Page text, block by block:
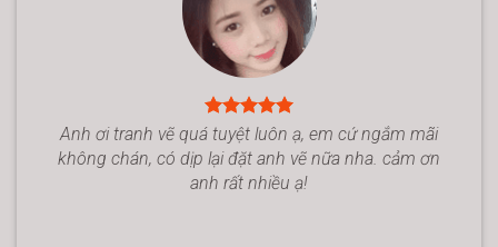
Anh ơi tranh vẽ quá tuyệt luôn ạ, em cứ ngắm mãi
không chán, có dịp lại đặt anh vẽ nữa nha. cảm ơn
anh rất nhiều ạ!